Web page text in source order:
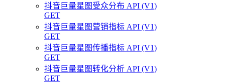
抖音巨量星图受众分布 API (V1)
GET
抖音巨量星图营销指标 API (V1)
GET
抖音巨量星图传播指标 API (V1)
GET
抖音巨量星图转化分析 API (V1)
GET